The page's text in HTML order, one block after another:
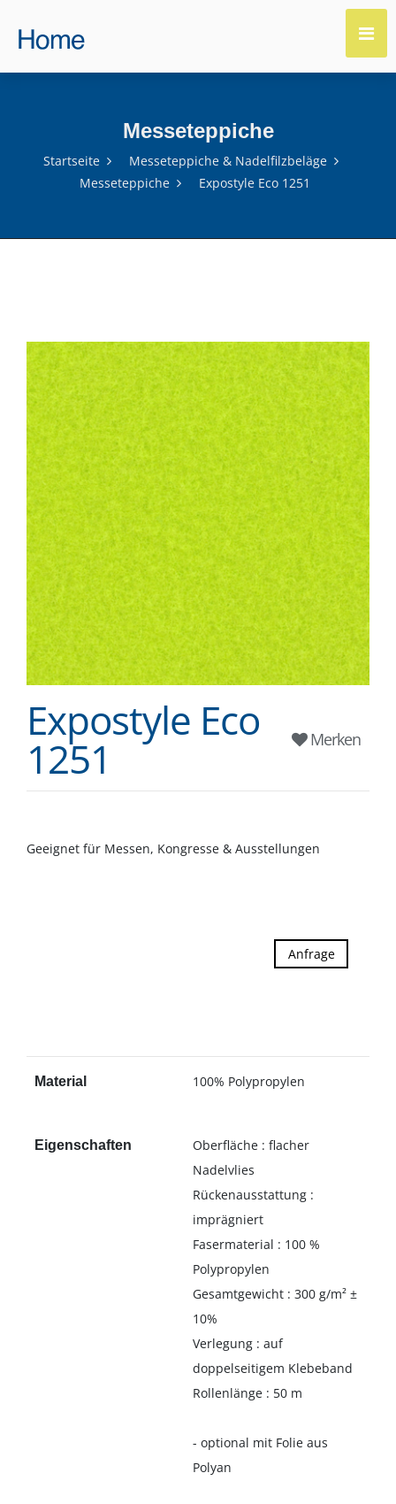
Messeteppiche
Startseite
Messeteppiche & Nadelfilzbeläge
Messeteppiche
Expostyle Eco 1251
Expostyle Eco
1251 Merken
Geeignet für Messen, Kongresse & Ausstellungen
Anfrage
Material 100% Polypropylen
Eigenschaften
Oberfläche : flacher
Nadelvlies
Rückenausstattung :
imprägniert
Fasermaterial : 100 %
Polypropylen
Gesamtgewicht : 300 g/m² ±
10%
Verlegung : auf
doppelseitigem Klebeband
Rollenlänge : 50 m
- optional mit Folie aus
Polyan